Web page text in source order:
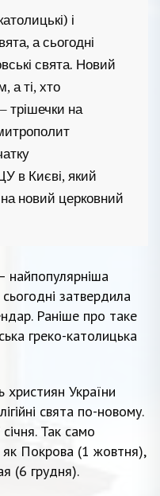
і
а сьогодні
свята. Новий
а ті, хто
трішечки на
в Києві, який
новий церковний
найпопулярніша
сьогодні затвердила
Раніше про таке
греко-католицька
християн України
свята по-новому.
Так само
як Покрова (1 жовтня),
(6 грудня).